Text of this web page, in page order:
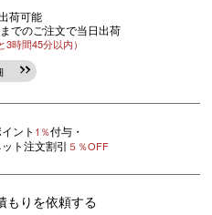
荷可能
でのご注文で当日出荷
3時間45分以内）
ント 1％付与・
ト注文割引 ５％OFF
もりを依頼する